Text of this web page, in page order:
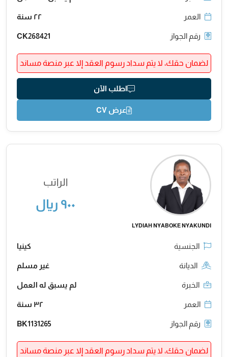
العمر ٢٢ سنة
رقم الجواز CK268421
لضمان حقك، لا يتم سداد رسوم العقد إلا عبر منصة مساند
اطلب الآن
عرض CV
LYDIAH NYABOKE NYAKUNDI
الراتب
٩٠٠ ريال
الجنسية كينيا
الديانة غير مسلم
الخبرة لم يسبق له العمل
العمر ٣٢ سنة
رقم الجواز BK1131265
لضمان حقك، لا يتم سداد رسوم العقد إلا عبر منصة مساند